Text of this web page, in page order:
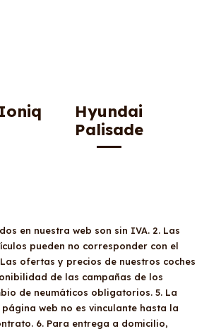
Hyundai
Palisade
en nuestra web son sin IVA. 2. Las
pueden no corresponder con el
ofertas y precios de nuestros coches
de las campañas de los
de neumáticos obligatorios. 5. La
web no es vinculante hasta la
6. Para entrega a domicilio,